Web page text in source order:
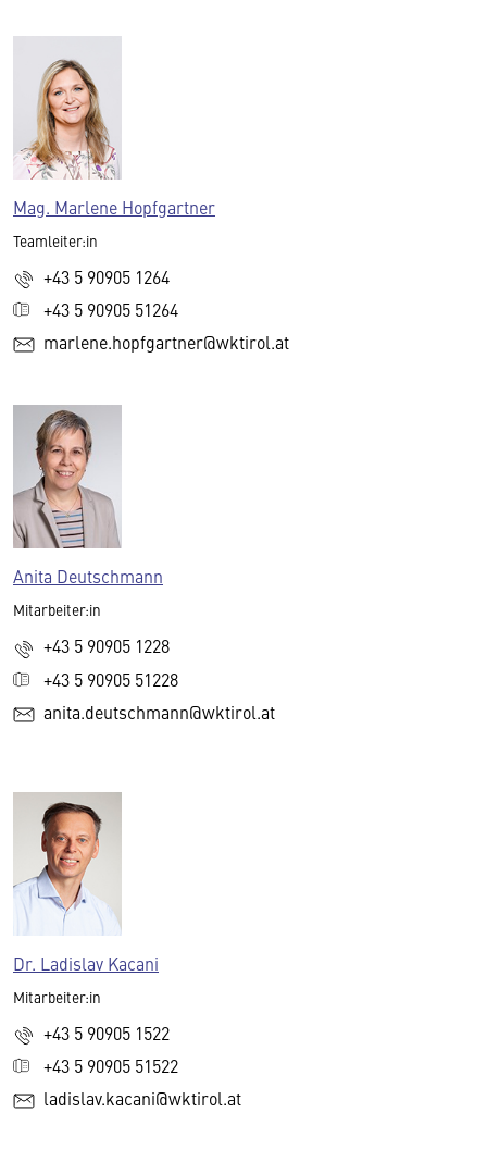
Mag. Marlene Hopfgartner
Teamleiter:in
+43 5 90905 1264
+43 5 90905 51264
marlene.hopfgartner@wktirol.at
Anita Deutschmann
Mitarbeiter:in
+43 5 90905 1228
+43 5 90905 51228
anita.deutschmann@wktirol.at
Dr. Ladislav Kacani
Mitarbeiter:in
+43 5 90905 1522
+43 5 90905 51522
ladislav.kacani@wktirol.at